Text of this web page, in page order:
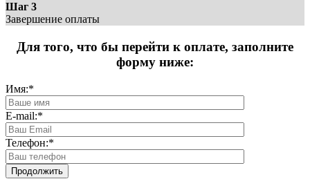
Шаг 3
Завершение оплаты
Для того, что бы перейти к оплате, заполните
форму ниже:
Имя:*
E-mail:*
Телефон:*